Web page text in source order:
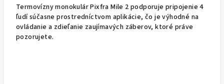
Termovízny monokulár Pixfra Mile 2 podporuje pripojenie 4
ľudí súčasne prostredníctvom aplikácie, čo je výhodné na
ovládanie a zdieľanie zaujímavých záberov, ktoré práve
pozorujete.